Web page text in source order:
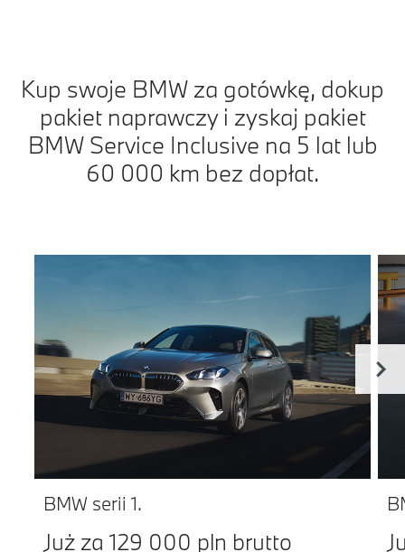
Kup swoje BMW za gotówkę, dokup
pakiet naprawczy i zyskaj pakiet
BMW Service Inclusive na 5 lat lub
60 000 km bez dopłat.
BMW serii 1.
Już za 129 000 pln brutto